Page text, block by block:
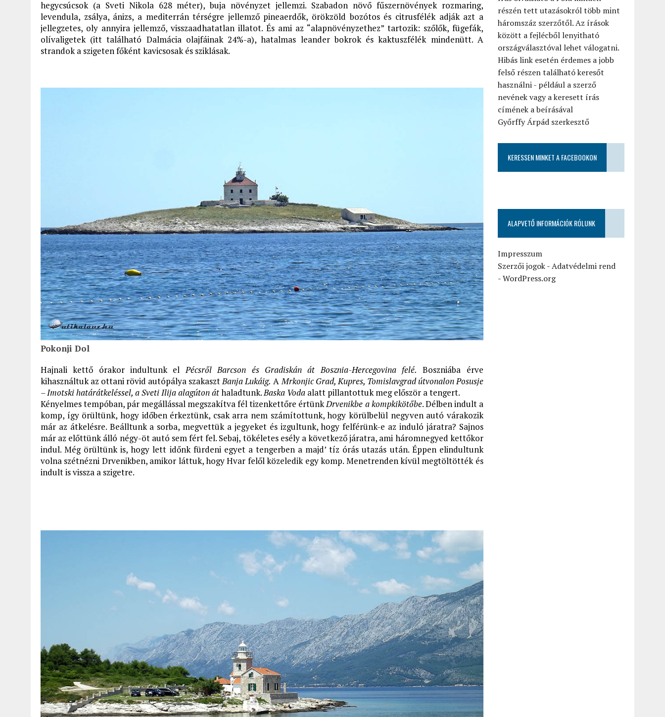
hegycsúcsok (a Sveti Nikola 628 méter), buja növényzet jellemzi. Szabadon növő fűszernövények rozmaring,
levendula, zsálya, ánizs, a mediterrán térségre jellemző pineaerdők, örökzöld bozótos és citrusfélék adják azt a
jellegzetes, oly annyira jellemző, visszaadhatatlan illatot. És ami az “alapnövényzethez” tartozik: szőlők, fügefák,
olívaligetek (itt található Dalmácia olajfáinak 24%-a), hatalmas leander bokrok és kaktuszfélék mindenütt. A
strandok a szigeten főként kavicsosak és sziklásak.
Pokonji Dol
Hajnali kettő órakor indultunk elPécsről Barcson és Gradiskán át Bosznia-Hercegovina felé. Boszniába érve
kihasználtuk az ottani rövid autópálya szakasztBanja Lukáig. AMrkonjic Grad, Kupres, Tomislavgrad útvonalon Posusje
– Imotski határátkeléssel, a Sveti Ilija alagúton áthaladtunk.Baska Voda alatt pillantottuk meg először a tengert.
Kényelmes tempóban, pár megállással megszakítva fél tizenkettőre értünkDrvenikbe a kompkikötőbe. Délben indult a
komp, így örültünk, hogy időben érkeztünk, csak arra nem számítottunk, hogy körülbelül negyven autó várakozik
már az átkelésre. Beálltunk a sorba, megvettük a jegyeket és izgultunk, hogy felférünk-e az induló járatra? Sajnos
már az előttünk álló négy-öt autó sem fért fel. Sebaj, tökéletes esély a következő járatra, ami háromnegyed kettőkor
indul. Még örültünk is, hogy lett időnk fürdeni egyet a tengerben a majd’ tíz órás utazás után. Éppen elindultunk
volna szétnézni Drvenikben, amikor láttuk, hogy Hvar felől közeledik egy komp. Menetrenden kívül megtöltötték és
indult is vissza a szigetre.
részén tett utazásokról több mint
háromszáz szerzőtől. Az írások
között a fejlécből lenyitható
országválasztóval lehet válogatni.
Hibás link esetén érdemes a jobb
felső részen található keresőt
használni - például a szerző
nevének vagy a keresett írás
címének a beírásával
Győrffy Árpád szerkesztő
KERESSEN MINKET A FACEBOOKON
ALAPVETŐ INFORMÁCIÓK RÓLUNK
Impresszum
Szerzői jogok-Adatvédelmi rend
-WordPress.org